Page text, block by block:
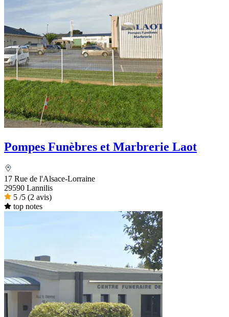
Pompes Funèbres et Marbrerie Laot
17 Rue de l'Alsace-Lorraine
29590 Lannilis
5 /5 (2 avis)
top notes